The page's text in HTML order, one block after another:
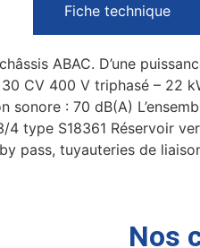
Fiche technique
ABAC. D’une
30 CV 400 V triphasé –
sonore : 70 dB(A)
4 type S18361 Réservoir
pass, tuyauteries de
Nos